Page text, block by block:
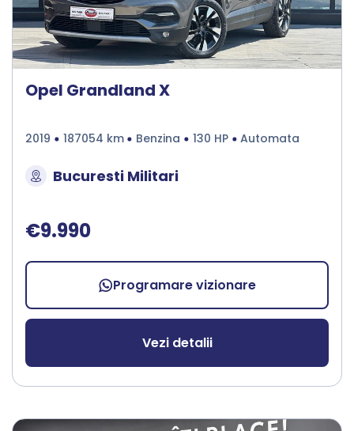
Opel Grandland X
2019 187054 km Benzina 130 HP Automata
Bucuresti Militari
€9.990
Programare vizionare
Vezi detalii